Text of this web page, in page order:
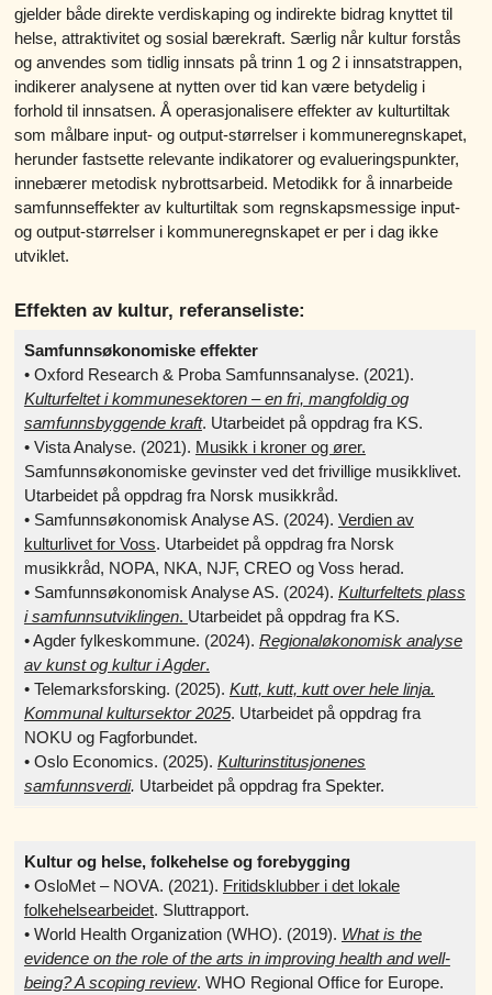
gjelder både direkte verdiskaping og indirekte bidrag knyttet til
helse, attraktivitet og sosial bærekraft. Særlig når kultur forstås
og anvendes som tidlig innsats på trinn 1 og 2 i innsatstrappen,
indikerer analysene at nytten over tid kan være betydelig i
forhold til innsatsen. Å operasjonalisere effekter av kulturtiltak
som målbare input‑ og output‑størrelser i kommuneregnskapet,
herunder fastsette relevante indikatorer og evalueringspunkter,
innebærer metodisk nybrottsarbeid. Metodikk for å innarbeide
samfunnseffekter av kulturtiltak som regnskapsmessige input‑
og output‑størrelser i kommuneregnskapet er per i dag ikke
utviklet.
Effekten av kultur, referanseliste:
Samfunnsøkonomiske effekter
• Oxford Research & Proba Samfunnsanalyse. (2021).
Kulturfeltet i kommunesektoren – en fri, mangfoldig og
samfunnsbyggende kraft. Utarbeidet på oppdrag fra KS.
• Vista Analyse. (2021). Musikk i kroner og ører.
Samfunnsøkonomiske gevinster ved det frivillige musikklivet.
Utarbeidet på oppdrag fra Norsk musikkråd.
• Samfunnsøkonomisk Analyse AS. (2024). Verdien av
kulturlivet for Voss. Utarbeidet på oppdrag fra Norsk
musikkråd, NOPA, NKA, NJF, CREO og Voss herad.
• Samfunnsøkonomisk Analyse AS. (2024). Kulturfeltets plass
i samfunnsutviklingen. Utarbeidet på oppdrag fra KS.
• Agder fylkeskommune. (2024). Regionaløkonomisk analyse
av kunst og kultur i Agder.
• Telemarksforsking. (2025). Kutt, kutt, kutt over hele linja.
Kommunal kultursektor 2025. Utarbeidet på oppdrag fra
NOKU og Fagforbundet.
• Oslo Economics. (2025). Kulturinstitusjonenes
samfunnsverdi. Utarbeidet på oppdrag fra Spekter.
Kultur og helse, folkehelse og forebygging
• OsloMet – NOVA. (2021). Fritidsklubber i det lokale
folkehelsearbeidet. Sluttrapport.
• World Health Organization (WHO). (2019). What is the
evidence on the role of the arts in improving health and well-
being? A scoping review. WHO Regional Office for Europe.